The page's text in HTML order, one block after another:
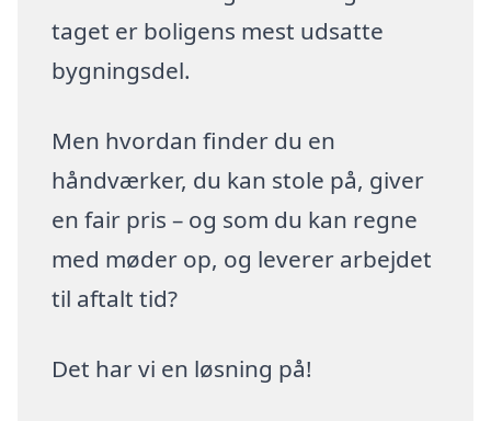
taget er boligens mest udsatte
bygningsdel.
Men hvordan finder du en
håndværker, du kan stole på, giver
en fair pris – og som du kan regne
med møder op, og leverer arbejdet
til aftalt tid?
Det har vi en løsning på!